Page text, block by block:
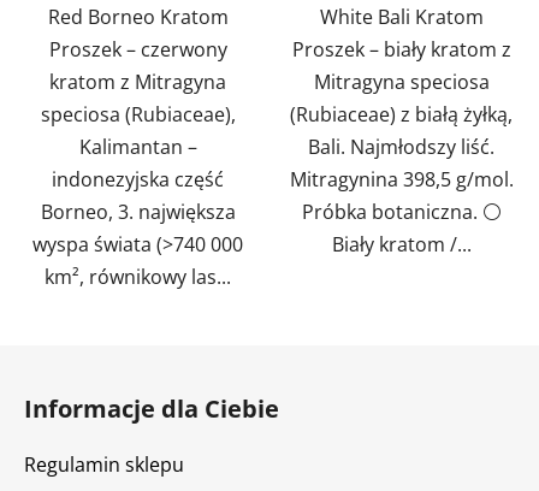
Red Borneo Kratom
Proszek – czerwony
kratom z Mitragyna
speciosa (Rubiaceae),
Kalimantan –
indonezyjska część
Borneo, 3. największa
wyspa świata (>740 000
km², równikowy las...
White Bali Kratom
Proszek – biały kratom z
Mitragyna speciosa
(Rubiaceae) z białą żyłką,
Bali. Najmłodszy liść.
Mitragynina 398,5 g/mol.
Próbka botaniczna. ⚪
Biały kratom /...
Informacje dla Ciebie
Regulamin sklepu